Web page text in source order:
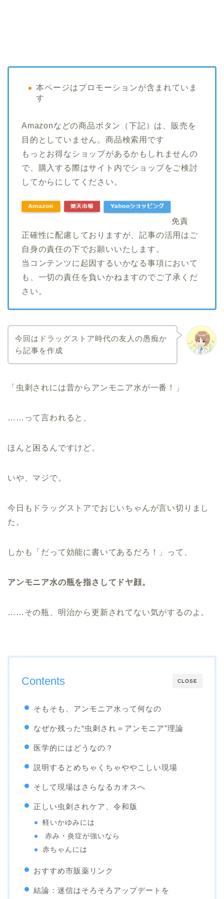
本ページはプロモーションが含まれていま
す
Amazonなどの商品ボタン（下記）は、販売を
目的としていません。商品検索用です
もっとお得なショップがあるかもしれませんの
で、購入する際はサイト内でショップをご検討
してからにしてください。
免責
正確性に配慮しておりますが、記事の活用はご
自身の責任の下でお願いいたします。
当コンテンツに起因するいかなる事項において
も、一切の責任を負いかねますのでご了承くだ
さい。
今回はドラッグストア時代の友人の愚痴か
ら記事を作成
「虫刺されには昔からアンモニア水が一番！」
……って言われると、
ほんと困るんですけど。
いや、マジで。
今日もドラッグストアでおじいちゃんが言い切りまし
た。
しかも「だって効能に書いてあるだろ！」って、
アンモニア水の瓶を指さしてドヤ顔。
……その瓶、明治から更新されてない気がするのよ。
CLOSE
Contents
そもそも、アンモニア水って何なの
なぜか残った“虫刺され＝アンモニア”理論
医学的にはどうなの？
説明するとめちゃくちゃややこしい現場
そして現場はさらなるカオスへ
正しい虫刺されケア、令和版
軽いかゆみには
赤み・炎症が強いなら
赤ちゃんには
おすすめ市販薬リンク
結論：迷信はそろそろアップデートを